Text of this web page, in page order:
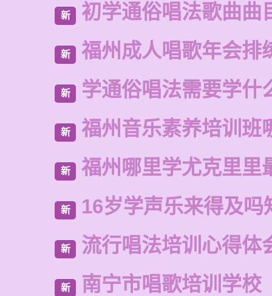
新 初学通俗唱法歌曲曲
新 福州成人唱歌年会排
新 学通俗唱法需要学什
新 福州音乐素养培训班
新 福州哪里学尤克里里
新 16岁学声乐来得及吗
新 流行唱法培训心得体
新 南宁市唱歌培训学校